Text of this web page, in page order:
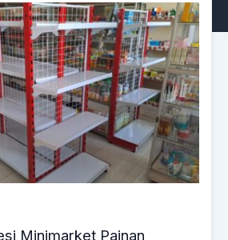
Minimarket Painan